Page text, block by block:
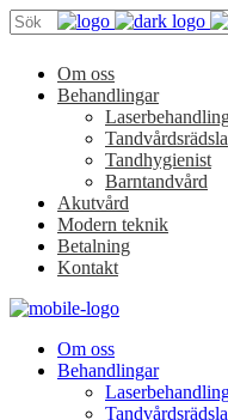
Om oss
Behandlingar
Tandvårdsrädsla
Tandhygienist
Barntandvård
Akutvård
Modern teknik
Betalning
Kontakt
Om oss
Behandlingar
Tandvårdsrädsla